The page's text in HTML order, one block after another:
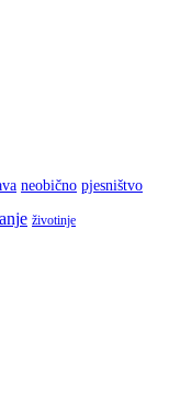
neobično pjesništvo
životinje